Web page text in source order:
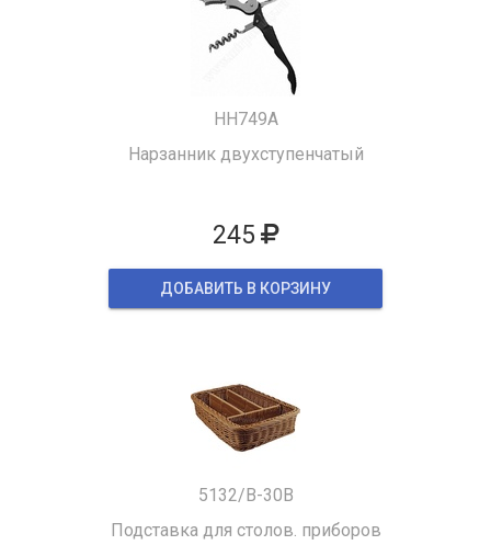
HH749A
Нарзанник двухступенчатый
245
ДОБАВИТЬ В КОРЗИНУ
5132/B-30B
Подставка для столов. приборов